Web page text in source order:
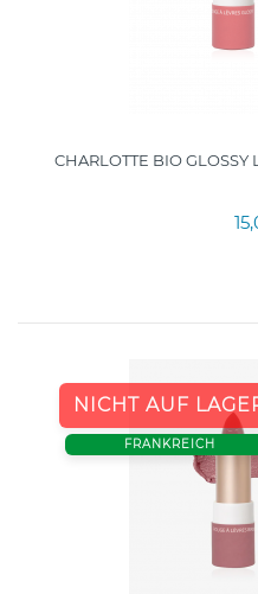
CHARLOTTE BIO GLOSSY
NICHT AUF
FRANKREICH